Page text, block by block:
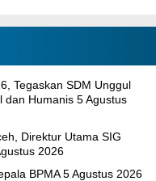
Tegaskan SDM Unggul
dan Humanis 5 Agustus
Direktur Utama SIG
2026
BPMA 5 Agustus 2026